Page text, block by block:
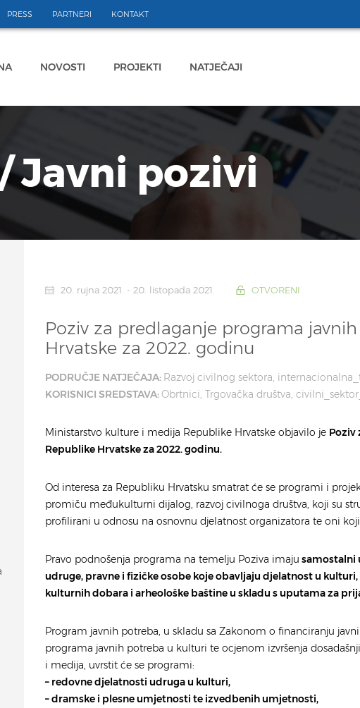
PRESS PARTNERI KONTAKT
NOVOSTI PROJEKTI NATJEČAJI
Javni pozivi
20. rujna 2021. - 20. listopada 2021. OTVORENI
Poziv za predlaganje programa
Hrvatske za 2022. godinu
PODRUČJE NATJEČAJA: Razvoj civilnog sektora
KORISNICI SREDSTAVA:Obrtnici Trgovačka društva
Ministarstvo kulture i medija Republike Hrvatske objavilo je Poziv
Republike Hrvatske za 2022. godinu.
Od interesa za Republiku Hrvatsku smatrat će se programi i
promiču međukulturni dijalog, razvoj civilnoga društva, koji su
profilirani u odnosu na osnovnu djelatnost organizatora te oni
Pravo podnošenja programa na temelju Poziva imaju samostalni
udruge, pravne i fizičke osobe koje obavljaju djelatnost u
kulturnih dobara i arheološke baštine u skladu s uputama za
Program javnih potreba, u skladu sa Zakonom o financiranju
programa javnih potreba u kulturi te ocjenom izvršenja
i medija, uvrstit će se programi:
– redovne djelatnosti udruga u kulturi,
– dramske i plesne umjetnosti te izvedbenih umjetnosti,